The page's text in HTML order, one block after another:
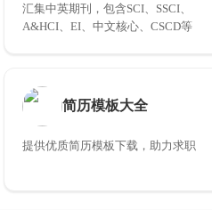
汇集中英期刊，包含SCI、SSCI、
A&HCI、EI、中文核心、CSCD等
简历模板大全
提供优质简历模板下载，助力求职